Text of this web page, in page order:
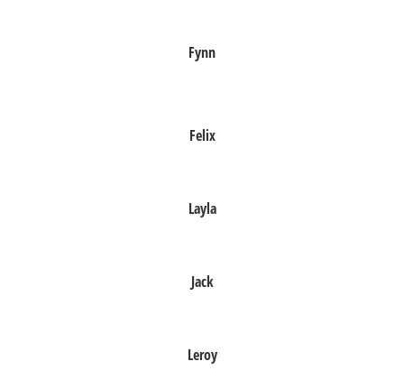
Fynn
Felix
Layla
Jack
Leroy